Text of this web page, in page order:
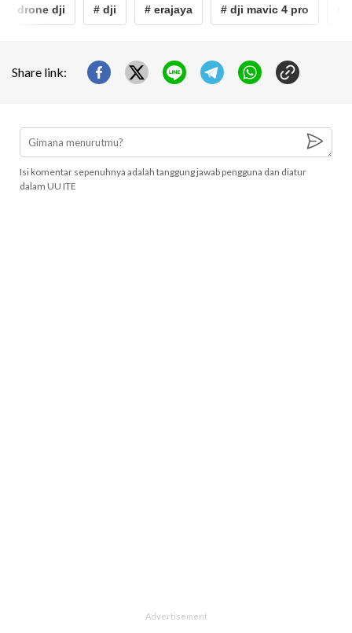
# drone dji # dji # erajaya # dji mavic 4 pro
Share link:
Isi komentar sepenuhnya adalah tanggung jawab pengguna dan diatur
dalam UU ITE